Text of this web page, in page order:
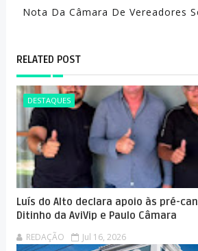
Nota Da Câmara De Vereadores
RELATED POST
DESTAQUES
Luís do Alto declara apoio às pré-
Ditinho da AviVip e Paulo Câmara
REDAÇÃO Jul 16, 2026